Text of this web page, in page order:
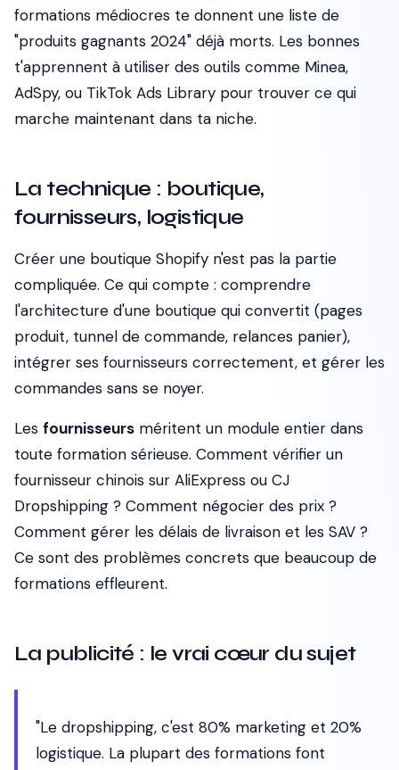
formations médiocres te donnent une liste de
"produits gagnants 2024" déjà morts. Les bonnes
t'apprennent à utiliser des outils comme Minea,
AdSpy, ou TikTok Ads Library pour trouver ce qui
marche maintenant dans ta niche.
La technique : boutique,
fournisseurs, logistique
Créer une boutique Shopify n'est pas la partie
compliquée. Ce qui compte : comprendre
l'architecture d'une boutique qui convertit (pages
produit, tunnel de commande, relances panier),
intégrer ses fournisseurs correctement, et gérer les
commandes sans se noyer.
Les fournisseurs méritent un module entier dans
toute formation sérieuse. Comment vérifier un
fournisseur chinois sur AliExpress ou CJ
Dropshipping ? Comment négocier des prix ?
Comment gérer les délais de livraison et les SAV ?
Ce sont des problèmes concrets que beaucoup de
formations effleurent.
La publicité : le vrai cœur du sujet
"Le dropshipping, c'est 80% marketing et 20%
logistique. La plupart des formations font